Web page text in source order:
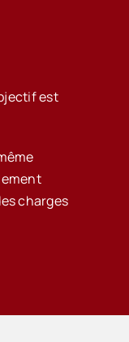
est
charges